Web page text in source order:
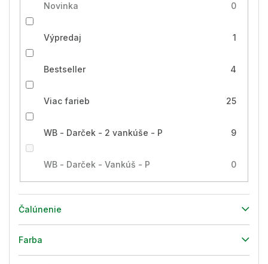
Novinka 0
Výpredaj 1
Bestseller 4
Viac farieb 25
WB - Darček - 2 vankúše - P 9
WB - Darček - Vankúš - P 0
Čalúnenie
Farba